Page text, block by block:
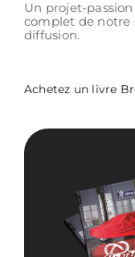
Un projet-
complet de notre
diffusion.
Achetez un livre